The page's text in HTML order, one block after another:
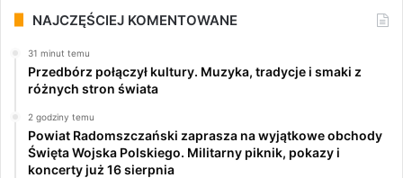
NAJCZĘŚCIEJ KOMENTOWANE
31 minut temu
Przedbórz połączył kultury. Muzyka, tradycje i smaki z
różnych stron świata
2 godziny temu
Powiat Radomszczański zaprasza na wyjątkowe obchody
Święta Wojska Polskiego. Militarny piknik, pokazy i
koncerty już 16 sierpnia